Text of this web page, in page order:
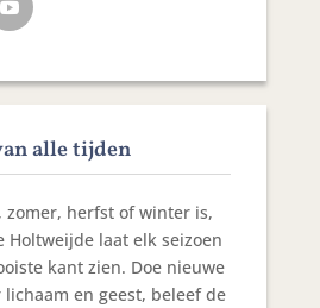
alle tijden
zomer, herfst of winter is,
Holtweijde laat elk seizoen
kant zien. Doe nieuwe
en geest, beleef de